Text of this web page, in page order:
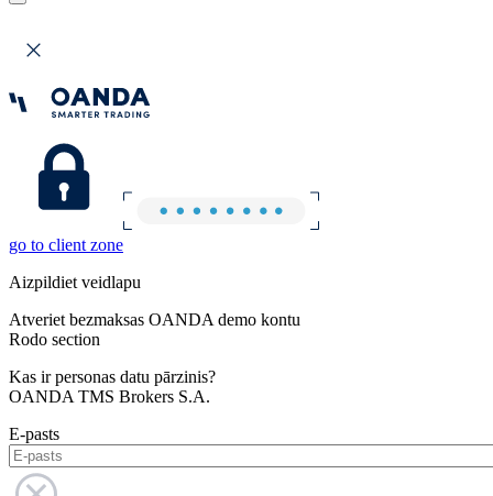
go to client zone
Aizpildiet veidlapu
Atveriet bezmaksas OANDA demo kontu
Rodo section
Kas ir personas datu pārzinis?
OANDA TMS Brokers S.A.
E-pasts